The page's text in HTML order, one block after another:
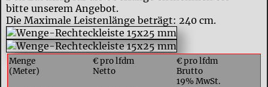
bitte unserem Angebot.
Die Maximale Leistenlänge beträgt: 240 cm.
Menge
(Meter)
€ pro lfdm
Netto
€ pro lfdm
Brutto
19% MwSt.